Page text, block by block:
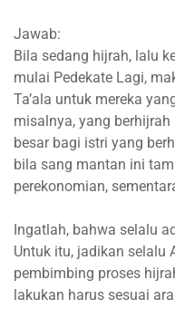
Jawab:
Bila sedang hijrah, lalu
mulai Pedekate Lagi,
Ta’ala untuk mereka
misalnya, yang
besar bagi istri yang
bila sang mantan ini
perekonomian,
Ingatlah, bahwa selalu
Untuk itu, jadikan selalu
pembimbing proses
lakukan harus sesuai